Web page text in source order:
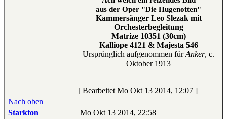
aus der Oper "Die Hugenotten"
Kammersänger Leo Slezak mit
Orchesterbegleitung
Matrize 10351 (30cm)
Kalliope 4121 & Majesta 546
Ursprünglich aufgenommen fürAnker, c.
Oktober 1913
[ Bearbeitet Mo Okt 13 2014, 12:07 ]
Nach oben
Starkton
Mo Okt 13 2014, 22:58